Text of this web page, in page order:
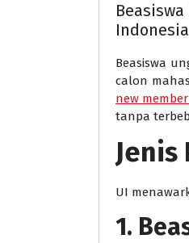
Indonesia
Beasiswa
calon
new
tanpa
Jenis
UI
1.